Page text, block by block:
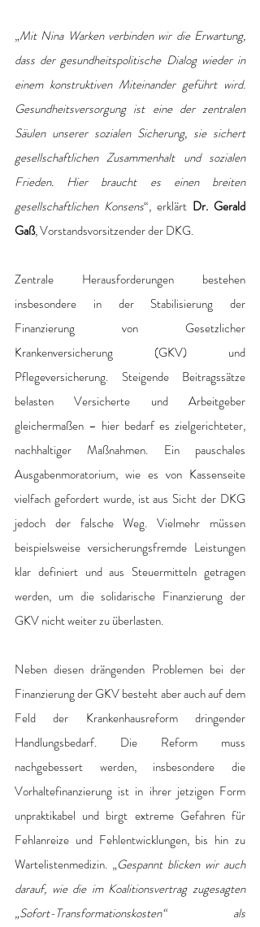
„Mit Nina Warken verbinden wir die Erwartung,
dass der gesundheitspolitische Dialog wieder in
einem konstruktiven Miteinander geführt wird.
Gesundheitsversorgung ist eine der zentralen
Säulen unserer sozialen Sicherung, sie sichert
gesellschaftlichen Zusammenhalt und sozialen
Frieden. Hier braucht es einen breiten
gesellschaftlichen Konsens“, erklärt Dr. Gerald
Gaß, Vorstandsvorsitzender der DKG.
Zentrale Herausforderungen bestehen
insbesondere in der Stabilisierung der
Finanzierung von Gesetzlicher
Krankenversicherung (GKV) und
Pflegeversicherung. Steigende Beitragssätze
belasten Versicherte und Arbeitgeber
gleichermaßen – hier bedarf es zielgerichteter,
nachhaltiger Maßnahmen. Ein pauschales
Ausgabenmoratorium, wie es von Kassenseite
vielfach gefordert wurde, ist aus Sicht der DKG
jedoch der falsche Weg. Vielmehr müssen
beispielsweise versicherungsfremde Leistungen
klar definiert und aus Steuermitteln getragen
werden, um die solidarische Finanzierung der
GKV nicht weiter zu überlasten.
Neben diesen drängenden Problemen bei der
Finanzierung der GKV besteht aber auch auf dem
Feld der Krankenhausreform dringender
Handlungsbedarf. Die Reform muss
nachgebessert werden, insbesondere die
Vorhaltefinanzierung ist in ihrer jetzigen Form
unpraktikabel und birgt extreme Gefahren für
Fehlanreize und Fehlentwicklungen, bis hin zu
Wartelistenmedizin. „Gespannt blicken wir auch
darauf, wie die im Koalitionsvertrag zugesagten
„Sofort-Transformationskosten“ als